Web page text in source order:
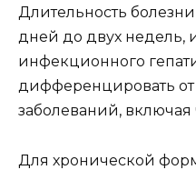
Длительность
дней до двух недель,
инфекционного
дифференцировать
заболеваний, включая
Для хронической